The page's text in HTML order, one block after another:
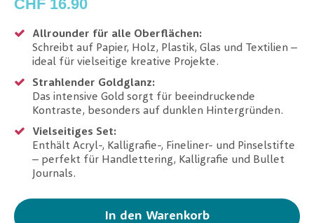
CHF 16.90
Allrounder für alle Oberflächen:
Schreibt auf Papier, Holz, Plastik, Glas und Textilien –
ideal für vielseitige kreative Projekte.
Strahlender Goldglanz:
Das intensive Gold sorgt für beeindruckende
Kontraste, besonders auf dunklen Hintergründen.
Vielseitiges Set:
Enthält Acryl-, Kalligrafie-, Fineliner- und Pinselstifte
– perfekt für Handlettering, Kalligrafie und Bullet
Journals.
In den Warenkorb